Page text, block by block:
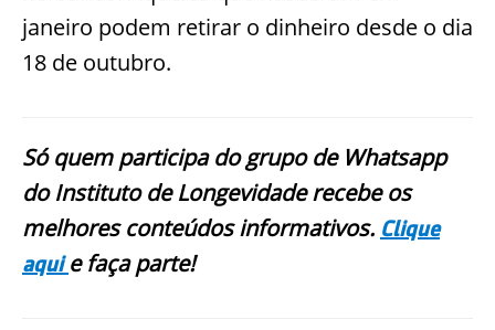
janeiro podem retirar o dinheiro desde o dia
18 de outubro.
Só quem participa do grupo de Whatsapp
do Instituto de Longevidade recebe os
melhores conteúdos informativos. Clique
aquie faça parte!